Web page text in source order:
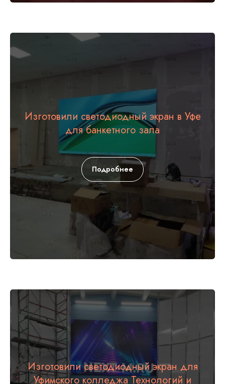
Изготовили светодиодный экран в Уфе
для банкетного зала
Подробнее
Изготовили светодиодный экран для
Уфимского колледжа Технологий и